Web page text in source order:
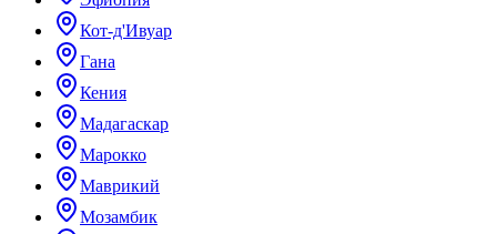
Кот-д'Ивуар
Гана
Кения
Мадагаскар
Марокко
Маврикий
Мозамбик